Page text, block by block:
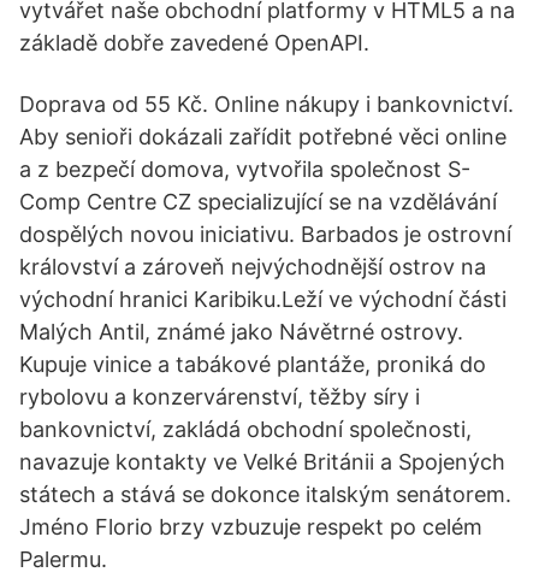
vytvářet naše obchodní platformy v HTML5 a na
základě dobře zavedené OpenAPI.
Doprava od 55 Kč. Online nákupy i bankovnictví.
Aby senioři dokázali zařídit potřebné věci online
a z bezpečí domova, vytvořila společnost S-
Comp Centre CZ specializující se na vzdělávání
dospělých novou iniciativu. Barbados je ostrovní
království a zároveň nejvýchodnější ostrov na
východní hranici Karibiku.Leží ve východní části
Malých Antil, známé jako Návětrné ostrovy.
Kupuje vinice a tabákové plantáže, proniká do
rybolovu a konzervárenství, těžby síry i
bankovnictví, zakládá obchodní společnosti,
navazuje kontakty ve Velké Británii a Spojených
státech a stává se dokonce italským senátorem.
Jméno Florio brzy vzbuzuje respekt po celém
Palermu.